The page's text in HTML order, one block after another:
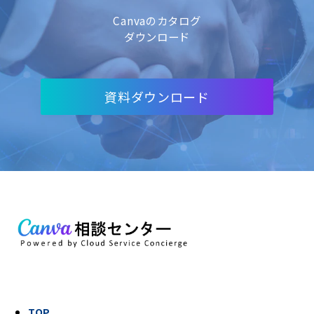
Canvaのカタログ
ダウンロード
資料ダウンロード